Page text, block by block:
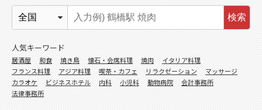
検索
人気キーワード
居酒屋 和食 焼き鳥 懐石・会席料理 焼肉
イタリア料理
フランス料理
アジア料理 喫茶・カフェ リラクゼーション
マッサージ
カラオケ
ビジネスホテル 内科 小児科 動物病院
会計事務所
法律事務所